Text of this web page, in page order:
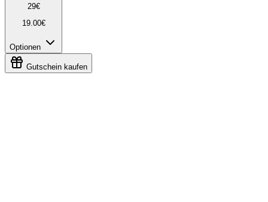
29€
19.00€
Optionen
Gutschein kaufen